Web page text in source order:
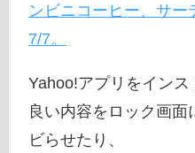
ンビニコーヒー、サー
7/7。
Yahoo!アプリをイン
良い内容をロック画
ビらせたり、